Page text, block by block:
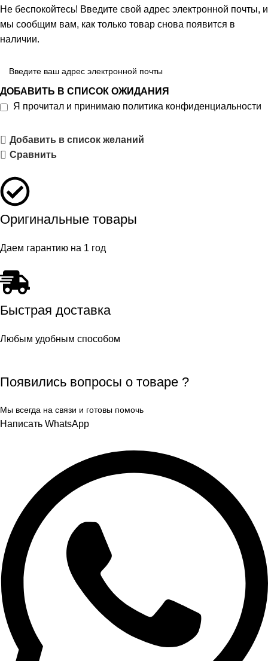
Не беспокойтесь! Введите свой адрес электронной почты, и
мы сообщим вам, как только товар снова появится в
наличии.
ДОБАВИТЬ В СПИСОК ОЖИДАНИЯ
Я прочитал и принимаю политика конфиденциальности
Добавить в список желаний
Сравнить
Оригинальные товары
Даем гарантию на 1 год
Быстрая доставка
Любым удобным способом
Появились вопросы о товаре ?
Мы всегда на связи и готовы помочь
Написать WhatsApp